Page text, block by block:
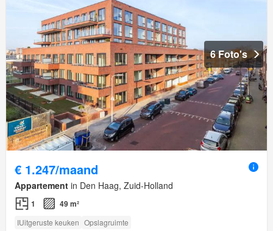
6 Foto's
€ 1.247/maand
Appartement in Den Haag, Zuid-Holland
1 49 m²
IUitgeruste keuken Opslagruimte